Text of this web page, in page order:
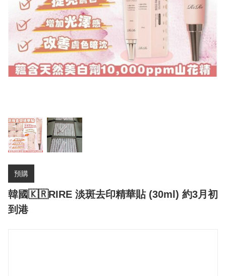
預購
韓國🇰🇷RIRE 淡斑去印精華貼 (30ml) 約3月初
到港